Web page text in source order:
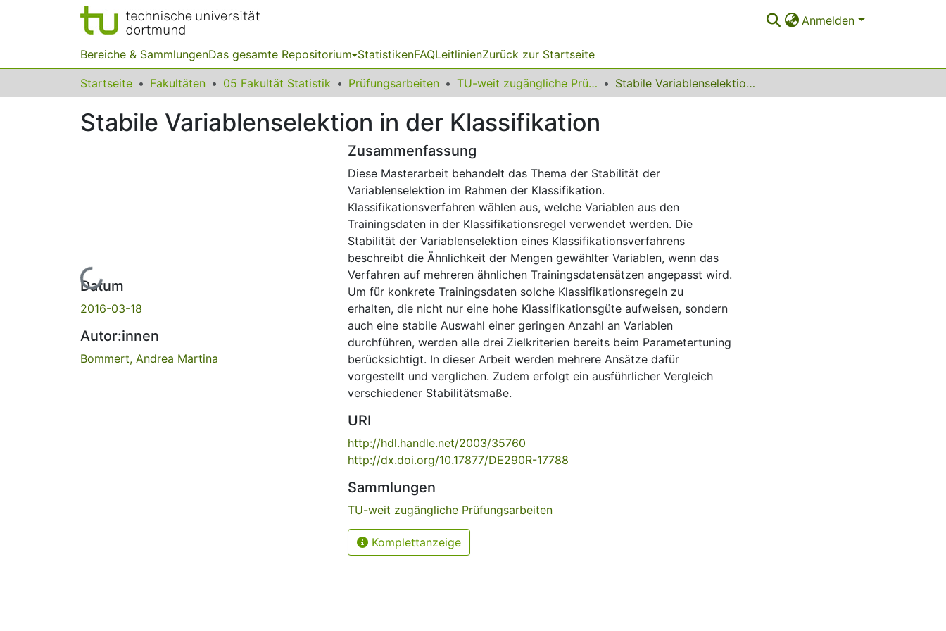
Anmelden
Bereiche & SammlungenDas gesamte Repositorium StatistikenFAQLeitlinienZurück zur Startseite
Startseite Fakultäten 05 Fakultät Statistik Prüfungsarbeiten TU-weit zugängliche Prüfungsarbeiten Stabile Variablenselektion in der Klassifikation
Stabile Variablenselektion in der Klassifikation
Lade...
Datum
2016-03-18
Autor:innen
Bommert, Andrea Martina
Zusammenfassung
Diese Masterarbeit behandelt das Thema der Stabilität der
Variablenselektion im Rahmen der Klassifikation.
Klassifikationsverfahren wählen aus, welche Variablen aus den
Trainingsdaten in der Klassifikationsregel verwendet werden. Die
Stabilität der Variablenselektion eines Klassifikationsverfahrens
beschreibt die Ähnlichkeit der Mengen gewählter Variablen, wenn das
Verfahren auf mehreren ähnlichen Trainingsdatensätzen angepasst wird.
Um für konkrete Trainingsdaten solche Klassifikationsregeln zu
erhalten, die nicht nur eine hohe Klassifikationsgüte aufweisen, sondern
auch eine stabile Auswahl einer geringen Anzahl an Variablen
durchführen, werden alle drei Zielkriterien bereits beim Parametertuning
berücksichtigt. In dieser Arbeit werden mehrere Ansätze dafür
vorgestellt und verglichen. Zudem erfolgt ein ausführlicher Vergleich
verschiedener Stabilitätsmaße.
URI
http://hdl.handle.net/2003/35760
http://dx.doi.org/10.17877/DE290R-17788
Sammlungen
TU-weit zugängliche Prüfungsarbeiten
Komplettanzeige